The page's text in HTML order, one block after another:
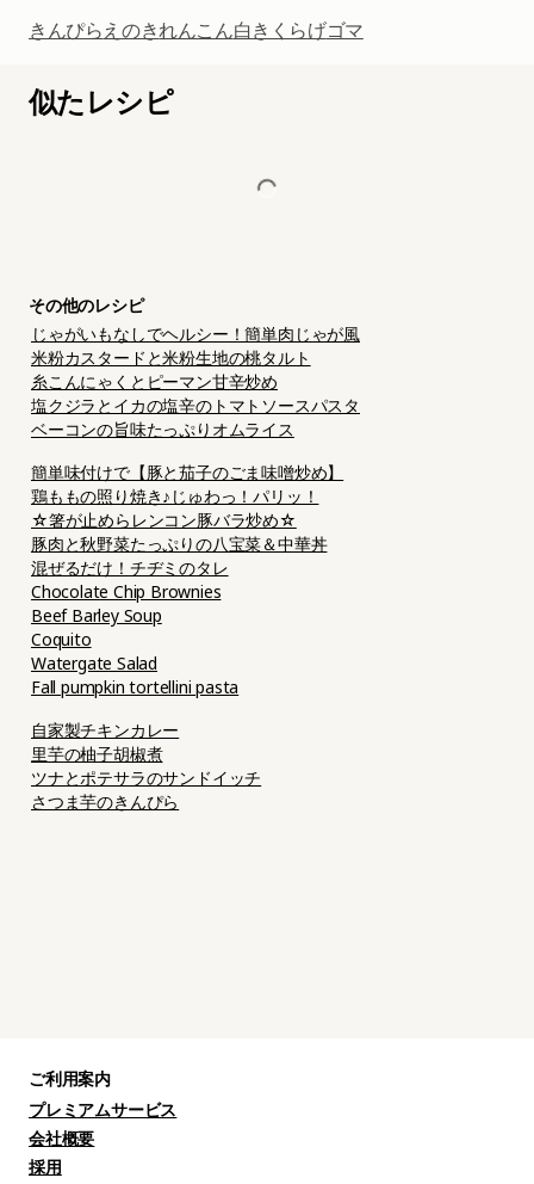
きんぴらえのきれんこん白きくらげゴマ
似たレシピ
その他のレシピ
じゃがいもなしでヘルシー！簡単肉じゃが風
米粉カスタードと米粉生地の桃タルト
糸こんにゃくとピーマン甘辛炒め
塩クジラとイカの塩辛のトマトソースパスタ
ベーコンの旨味たっぷりオムライス
簡単味付けで【豚と茄子のごま味噌炒め】
鶏ももの照り焼き♪じゅわっ！パリッ！
☆箸が止めらレンコン豚バラ炒め☆
豚肉と秋野菜たっぷりの八宝菜＆中華丼
混ぜるだけ！チヂミのタレ
Chocolate Chip Brownies
Beef Barley Soup
Coquito
Watergate Salad
Fall pumpkin tortellini pasta
自家製チキンカレー
里芋の柚子胡椒煮
ツナとポテサラのサンドイッチ
さつま芋のきんぴら
ご利用案内
プレミアムサービス
会社概要
採用